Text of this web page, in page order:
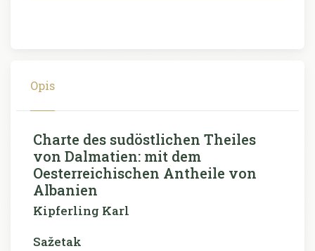
Opis
Charte des sudöstlichen Theiles
von Dalmatien: mit dem
Oesterreichischen Antheile von
Albanien
Kipferling Karl
Sažetak